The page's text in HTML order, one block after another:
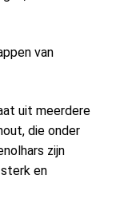
van
uit meerdere
die onder
zijn
en